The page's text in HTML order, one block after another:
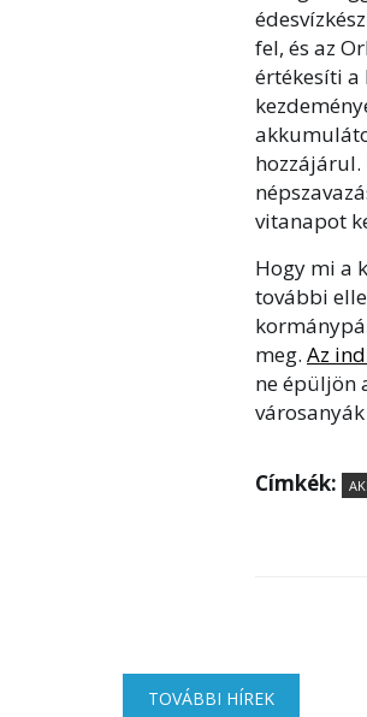
fel, és az
értékesíti a
hozzájárul.
vitanapot
Hogy mi a
további
meg. Az
ne épüljön
Címkék:
TOVÁBBI HÍREK